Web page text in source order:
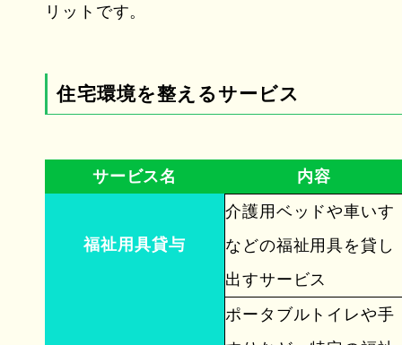
リットです。
住宅環境を整えるサービス
サービス名 内容
福祉用具貸与
介護用ベッドや車いす
などの福祉用具を貸し
出すサービス
ポータブルトイレや手